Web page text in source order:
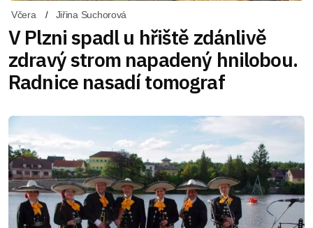
Včera Jiřina Suchorová
V Plzni spadl u hřiště zdánlivě
zdravý strom napadený hnilobou.
Radnice nasadí tomograf